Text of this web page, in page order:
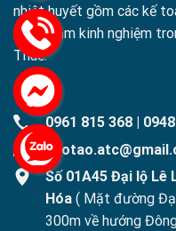
nhiệt huyết gồm các kế
nhiều năm kinh nghiệm
Thuế.
0961 815 368
Số 01A45 Đại lộ Lê
Hóa ( Mặt đường
300m về hướng